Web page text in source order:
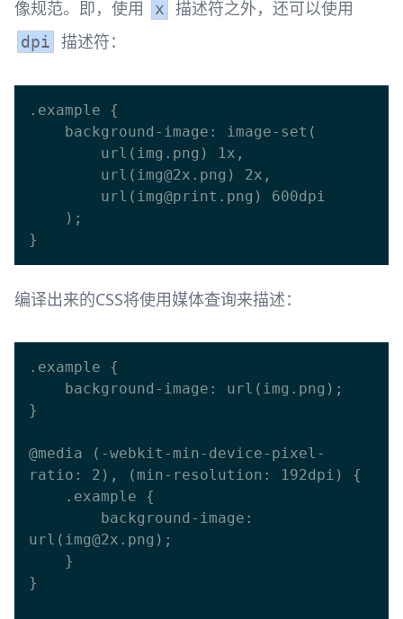
像规范。即，使用
x 描述符之外，还可以使用
dpi 描述符：
.example {
编译出来的CSS将使用媒体查询来描述：
.example {
}
@media (-webkit-min-device-pixel-
ratio: 2), (min-resolution: 192dpi) {
url(img@2x.png);
}